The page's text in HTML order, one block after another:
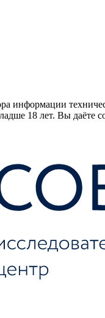
информации
18 лет. Вы даёте